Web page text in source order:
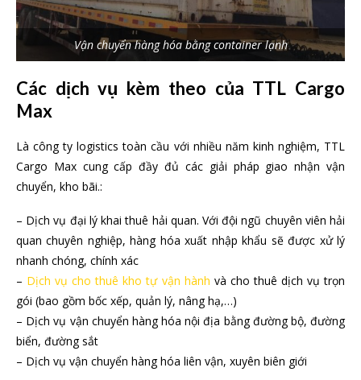
Vận chuyển hàng hóa bằng container lạnh
Các dịch vụ kèm theo của TTL Cargo
Max
Là công ty logistics toàn cầu với nhiều năm kinh nghiệm, TTL
Cargo Max cung cấp đầy đủ các giải pháp giao nhận vận
chuyển, kho bãi.:
– Dịch vụ đại lý khai thuê hải quan. Với đội ngũ chuyên viên hải
quan chuyên nghiệp, hàng hóa xuất nhập khẩu sẽ được xử lý
nhanh chóng, chính xác
– Dịch vụ cho thuê kho tự vận hành và cho thuê dịch vụ trọn
gói (bao gồm bốc xếp, quản lý, nâng hạ,…)
– Dịch vụ vận chuyển hàng hóa nội địa bằng đường bộ, đường
biển, đường sắt
– Dịch vụ vận chuyển hàng hóa liên vận, xuyên biên giới